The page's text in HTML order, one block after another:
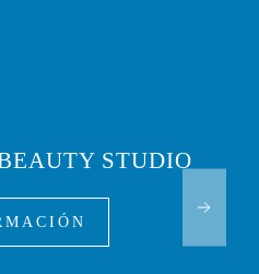
STUDIO